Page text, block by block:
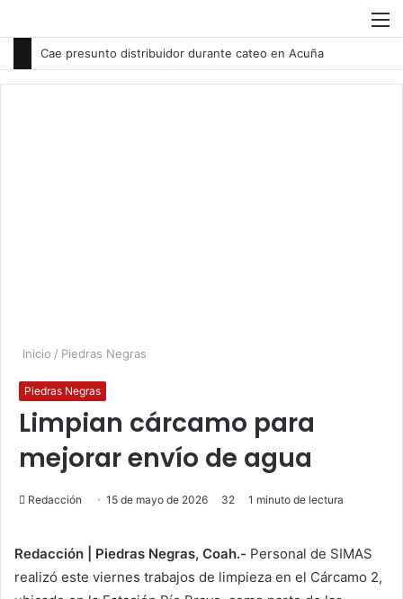
por
Cae presunto distribuidor durante cateo en Acuña
Inicio / Piedras Negras
Piedras Negras
Limpian cárcamo para
mejorar envío de agua
Redacción 15 de mayo de 2026 32 1 minuto de lectura
Redacción | Piedras Negras, Coah.- Personal de SIMAS
realizó este viernes trabajos de limpieza en el Cárcamo 2,